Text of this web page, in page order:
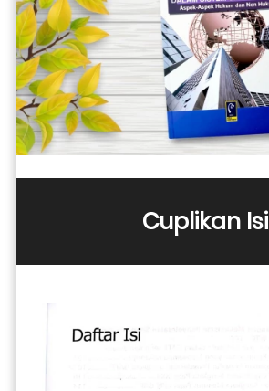
Cuplikan Isi